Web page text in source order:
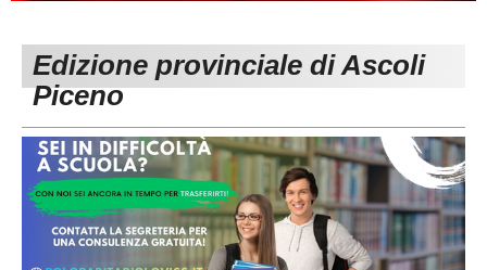
Carica la tua Rosa
1^ CATEGORIA
3^ CATEGORIA
GIOVANILI
Edizione provinciale di Ascoli
Piceno